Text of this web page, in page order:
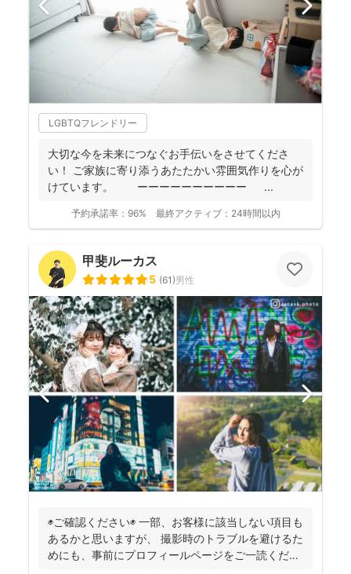
LGBTQフレンドリー
大切な今を未来につなぐお手伝いをさせてくださ
い！ ご家族に寄り添うあたたかい雰囲気作りを心が
けています。 ーーーーーーーーーー ...
予約承諾率： 96% 最終アクティブ： 24時間以内
甲斐ルーカス
5 (61)男性
◉ご確認ください◉ 一部、お客様に該当しない項目も
あるかと思いますが、 撮影時のトラブルを避けるた
めにも、事前にプロフィールページをご一読くださ